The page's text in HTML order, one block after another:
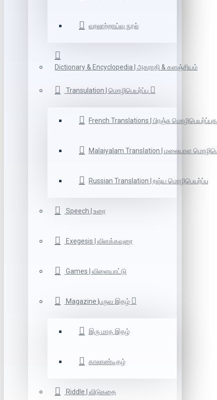
வரலாற்றாய்வு நூல்
Dictionary & Encyclopedia | அகராதி & களஞ்சியம்
Transulation | மொழிபெயர்ப்பு
French Translations | பிரஞ்சு
Malaiyalam Translation | மலையாள
Russian Translation | ரஷ்ய மொழிபெயர்ப்பு
Speech | உரை
Exegesis | விளக்கவுரை
Games | விளையாட்டு
Magazine |பருவ இதழ்
இரு மாத இதழ்
காலாண்டிதழ்
Riddle | விடுகதை